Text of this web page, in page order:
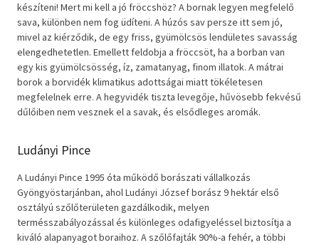
Irodalom
Művészet
Szakkönyv
Szótár, nyelvkönyv
Természettudomány
Történelem
készíteni! Mert mi kell a jó fröccshöz? A bornak legyen megfelelő
sava, különben nem fog üdíteni. A húzós sav persze itt sem jó,
mivel az kiérződik, de egy friss, gyümölcsös lendületes savasság
elengedhetetlen. Emellett feldobja a fröccsöt, ha a borban van
egy kis gyümölcsösség, íz, zamatanyag, finom illatok. A mátrai
borok a borvidék klimatikus adottságai miatt tökéletesen
megfelelnek erre. A hegyvidék tiszta levegője, hűvösebb fekvésű
dűlőiben nem vesznek el a savak, és elsődleges aromák.
Ludányi Pince
A Ludányi Pince 1995 óta működő borászati vállalkozás
Gyöngyöstarjánban, ahol Ludányi József borász 9 hektár első
osztályú szőlőterületen gazdálkodik, melyen
termésszabályozással és különleges odafigyeléssel biztosítja a
kiváló alapanyagot boraihoz. A szőlőfajták 90%-a fehér, a többi